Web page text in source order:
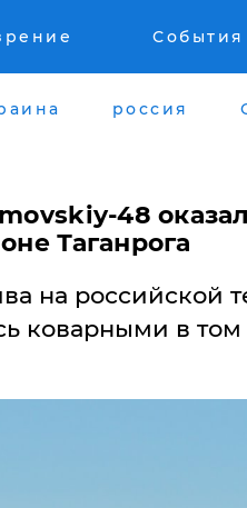
События
россия
48
Таганрога
на российской
коварными в